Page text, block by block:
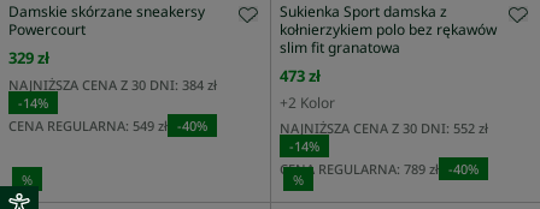
Damskie skórzane sneakersy
Powercourt
329 zł
NAJNIŻSZA CENA Z 30 DNI: 384 zł
-14%
CENA REGULARNA: 549 zł -40%
Sukienka Sport damska z
kołnierzykiem polo bez rękawów
slim fit granatowa
473 zł
+2 Kolor
NAJNIŻSZA CENA Z 30 DNI: 552 zł
-14%
CENA REGULARNA: 789 zł -40%
% %